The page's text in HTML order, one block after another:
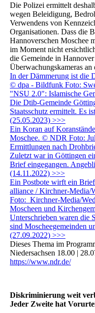
Die Polizei ermittelt
wegen Beleidigung,
Verwendens von
Organisationen. Dass die
Hannoverschen Moschee
im Moment nicht
die Gemeinde in
Überwachungskameras
In der Dämmerung ist die
© dpa - Bildfunk Foto:
"NSU 2.0": Islamische
Die Dtib-Gemeinde
Staatsschutz ermittelt. Es
(25.05.2023) >>>
Ein Koran auf
Moschee. © NDR Foto:
Ermittlungen nach
Zuletzt war in Göttingen
Brief eingegangen.
(14.11.2022) >>>
Ein Postbote wirft ein
alliance / Kirchner-Media/
Foto: Kirchner-Media/
Moscheen und
Unterschrieben waren die
sind Moscheegemeinden
(27.09.2022) >>>
Dieses Thema im
Niedersachsen 18.00 |
https://www.ndr.de/
Diskriminierung weit
Jeder Zweite hat